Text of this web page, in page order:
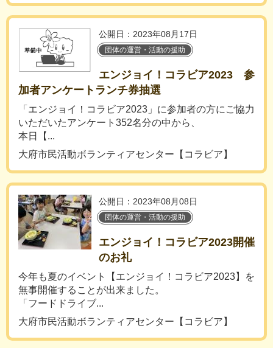
公開日：2023年08月17日
団体の運営・活動の援助
エンジョイ！コラビア2023 参
加者アンケートランチ券抽選
「エンジョイ！コラビア2023」に参加者の方にご協力
いただいたアンケート352名分の中から、
本日【...
大府市民活動ボランティアセンター【コラビア】
公開日：2023年08月08日
団体の運営・活動の援助
エンジョイ！コラビア2023開催
のお礼
今年も夏のイベント【エンジョイ！コラビア2023】を
無事開催することが出来ました。
「フードドライブ...
大府市民活動ボランティアセンター【コラビア】